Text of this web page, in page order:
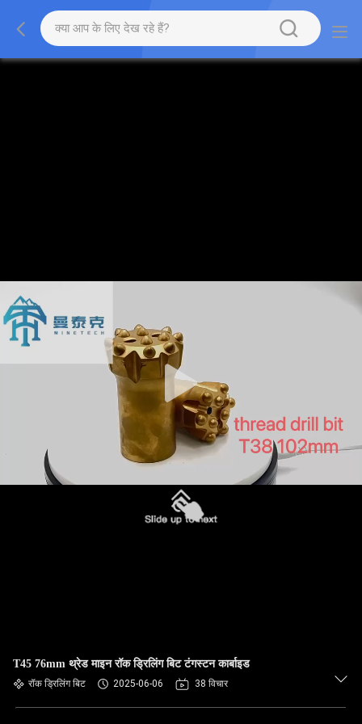
T45 76mm थ्रेड माइन रॉक ड्रिलिंग बिट टंगस्टन कार्बाइड
रॉक ड्रिलिंग बिट 2025-06-06 38 विचार